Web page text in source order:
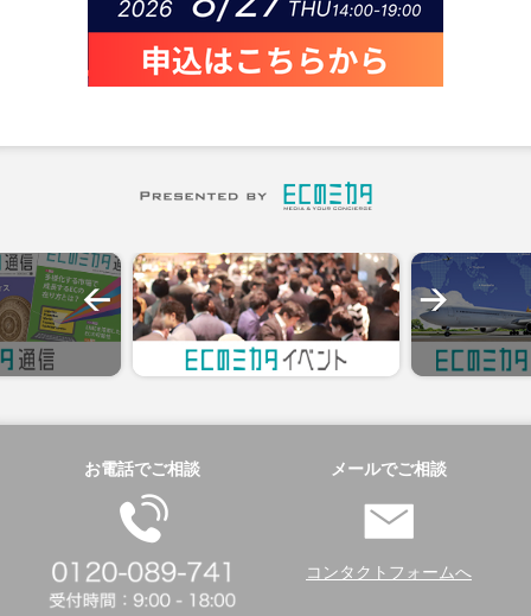
お電話でご相談 メールでご相談
コンタクトフォームへ